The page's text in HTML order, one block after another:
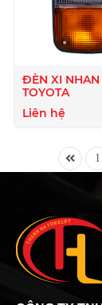
ĐÈN XI NHAN
TOYOTA
Liên hệ
1